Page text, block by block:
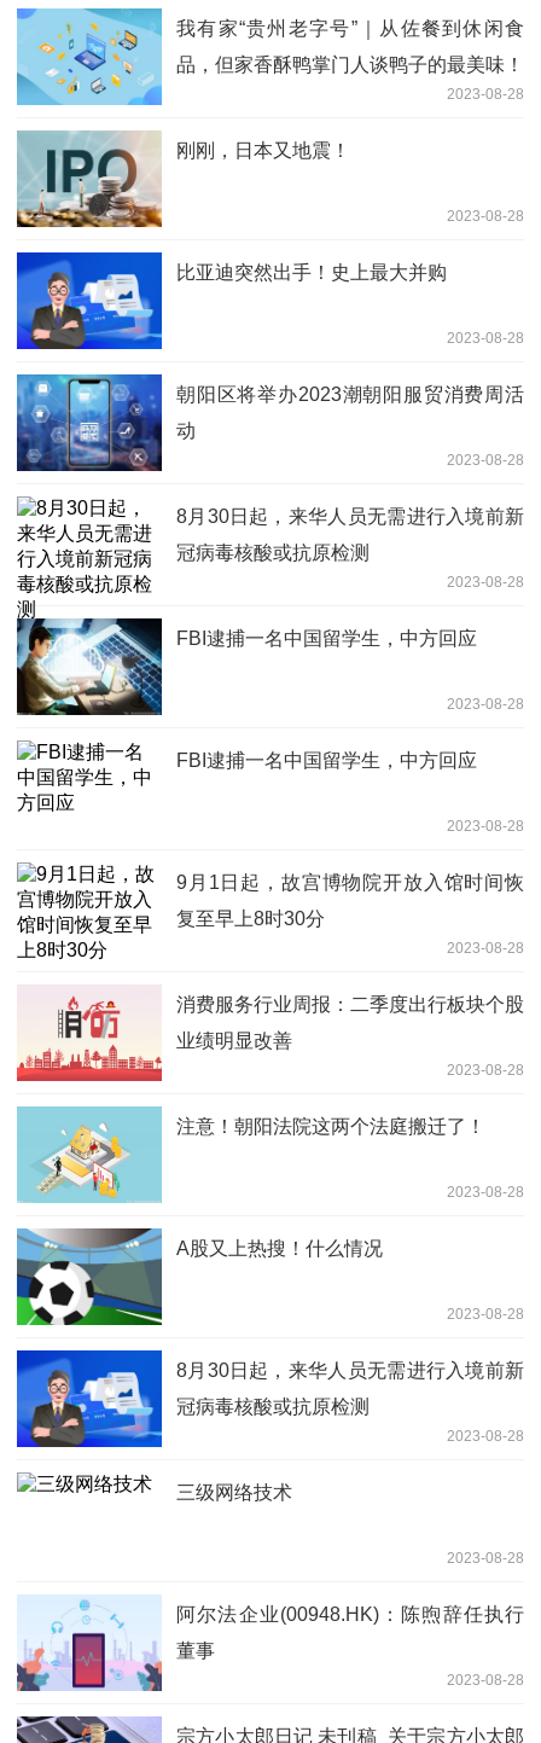
我有家“贵州老字号”｜从佐餐到休闲食
品，但家香酥鸭掌门人谈鸭子的最美味！
2023-08-28
刚刚，日本又地震！
2023-08-28
比亚迪突然出手！史上最大并购
2023-08-28
朝阳区将举办2023潮朝阳服贸消费周活
动
2023-08-28
8月30日起，来华人员无需进行入境前新
冠病毒核酸或抗原检测
2023-08-28
FBI逮捕一名中国留学生，中方回应
2023-08-28
FBI逮捕一名中国留学生，中方回应
2023-08-28
9月1日起，故宫博物院开放入馆时间恢
复至早上8时30分
2023-08-28
消费服务行业周报：二季度出行板块个股
业绩明显改善
2023-08-28
注意！朝阳法院这两个法庭搬迁了！
2023-08-28
A股又上热搜！什么情况
2023-08-28
8月30日起，来华人员无需进行入境前新
冠病毒核酸或抗原检测
2023-08-28
三级网络技术
2023-08-28
阿尔法企业(00948.HK)：陈煦辞任执行
董事
2023-08-28
宗方小太郎日记 未刊稿_关于宗方小太郎